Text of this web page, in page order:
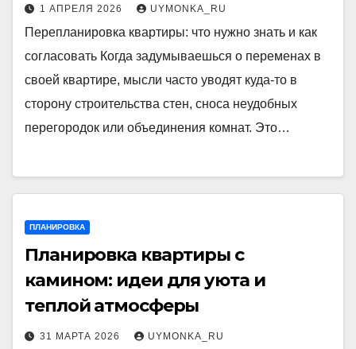
1 АПРЕЛЯ 2026 UYMONKA_RU
Перепланировка квартиры: что нужно знать и как
согласовать Когда задумываешься о переменах в
своей квартире, мысли часто уводят куда-то в
сторону строительства стен, сноса неудобных
перегородок или объединения комнат. Это…
ПЛАНИРОВКА
Планировка квартиры с
камином: идеи для уюта и
теплой атмосферы
31 МАРТА 2026 UYMONKA_RU